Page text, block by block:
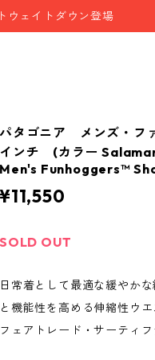
ウェイトダウン登場
パタゴニア メンズ・フ
インチ (カラー
Men's Funhoggers™
¥11,550
SOLD OUT
日常着として最適な緩やか
と機能性を高める伸縮性ウ
フェアトレード・サーティ